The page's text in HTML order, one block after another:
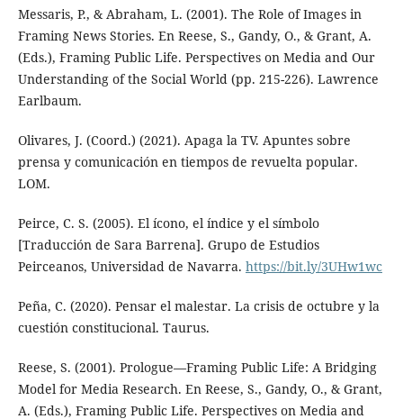
Messaris, P., & Abraham, L. (2001). The Role of Images in
Framing News Stories. En Reese, S., Gandy, O., & Grant, A.
(Eds.), Framing Public Life. Perspectives on Media and Our
Understanding of the Social World (pp. 215-226). Lawrence
Earlbaum.
Olivares, J. (Coord.) (2021). Apaga la TV. Apuntes sobre
prensa y comunicación en tiempos de revuelta popular.
LOM.
Peirce, C. S. (2005). El ícono, el índice y el símbolo
[Traducción de Sara Barrena]. Grupo de Estudios
Peirceanos, Universidad de Navarra. https://bit.ly/3UHw1wc
Peña, C. (2020). Pensar el malestar. La crisis de octubre y la
cuestión constitucional. Taurus.
Reese, S. (2001). Prologue—Framing Public Life: A Bridging
Model for Media Research. En Reese, S., Gandy, O., & Grant,
A. (Eds.), Framing Public Life. Perspectives on Media and